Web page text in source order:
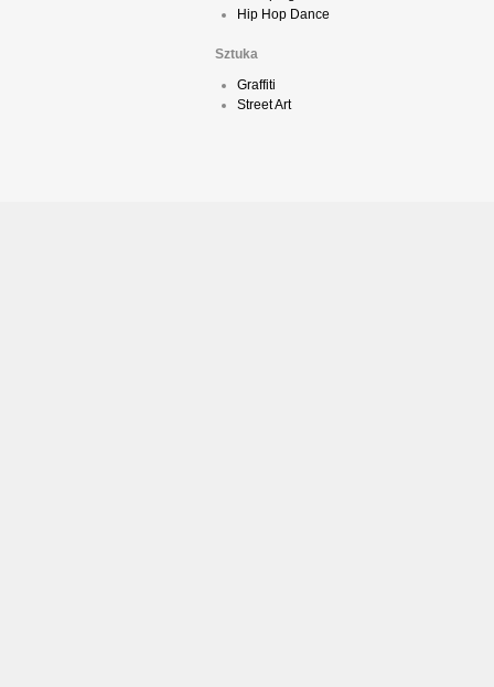
Hip Hop Dance
Sztuka
Graffiti
Street Art